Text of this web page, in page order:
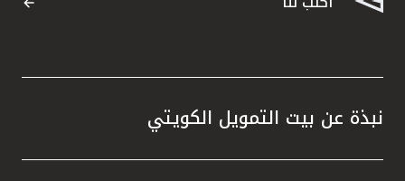
نبذة عن بيت التمويل الكويتي